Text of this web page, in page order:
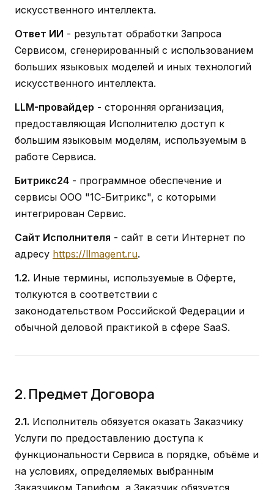
искусственного интеллекта.
Ответ ИИ - результат обработки Запроса
Сервисом, сгенерированный с использованием
больших языковых моделей и иных технологий
искусственного интеллекта.
LLM-провайдер - сторонняя организация,
предоставляющая Исполнителю доступ к
большим языковым моделям, используемым в
работе Сервиса.
Битрикс24 - программное обеспечение и
сервисы ООО "1С-Битрикс", с которыми
интегрирован Сервис.
Сайт Исполнителя - сайт в сети Интернет по
адресу https://llmagent.ru.
1.2. Иные термины, используемые в Оферте,
толкуются в соответствии с
законодательством Российской Федерации и
обычной деловой практикой в сфере SaaS.
2. Предмет Договора
2.1. Исполнитель обязуется оказать Заказчику
Услуги по предоставлению доступа к
функциональности Сервиса в порядке, объёме и
на условиях, определяемых выбранным
Заказчиком Тарифом, а Заказчик обязуется